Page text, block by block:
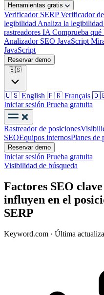
Herramientas gratis
Verificador SERPVerificador
legibilidad Analiza la
rastreadores IA Comprueba
Analizador SEO JavaScript
JavaScript
Reservar demo
🇪🇸
🇺🇸 English 🇫🇷 Français
Iniciar sesión Prueba gratuita
Rastreador de posiciones
SEOEquipos internosPlanes de
Reservar demo
Iniciar sesión Prueba gratuita
Visibilidad de búsqueda
Factores SEO
influyen en el
SERP
Keyword.com · Última